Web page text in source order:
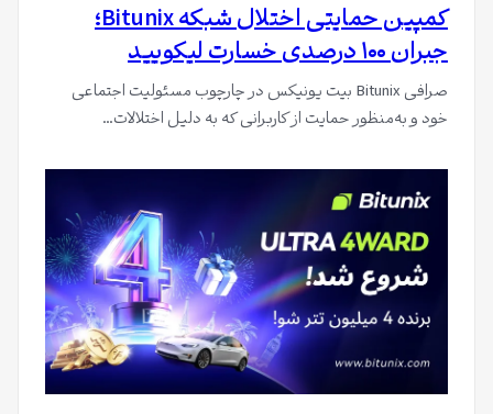
کمپین حمایتی اختلال شبکه Bitunix؛
جبران ۱۰۰ درصدی خسارت لیکویید
صرافی Bitunix بیت یونیکس در چارچوب مسئولیت اجتماعی
خود و به‌منظور حمایت از کاربرانی که به دلیل اختلالات…